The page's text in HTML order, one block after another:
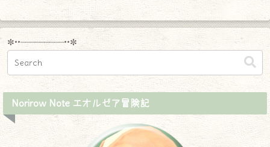
✼••┈┈┈┈┈┈┈┈┈••✼
Norirow Note エオルゼア冒険記